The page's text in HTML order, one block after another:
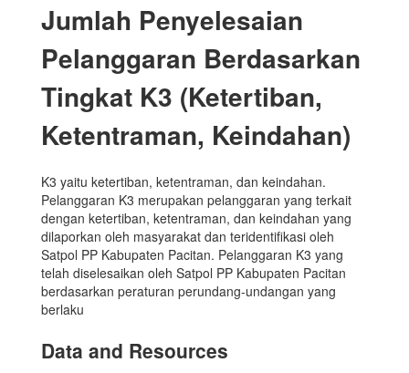
Jumlah Penyelesaian
Pelanggaran Berdasarkan
Tingkat K3 (Ketertiban,
Ketentraman, Keindahan)
K3 yaitu ketertiban, ketentraman, dan keindahan.
Pelanggaran K3 merupakan pelanggaran yang terkait
dengan ketertiban, ketentraman, dan keindahan yang
dilaporkan oleh masyarakat dan teridentifikasi oleh
Satpol PP Kabupaten Pacitan. Pelanggaran K3 yang
telah diselesaikan oleh Satpol PP Kabupaten Pacitan
berdasarkan peraturan perundang-undangan yang
berlaku
Data and Resources